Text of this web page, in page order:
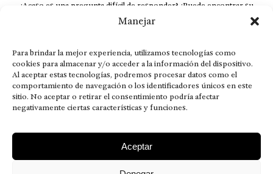
Manejar
Para brindar la mejor experiencia, utilizamos tecnologías como
cookies para almacenar y/o acceder a la información del dispositivo.
Al aceptar estas tecnologías, podremos procesar datos como el
comportamiento de navegación o los identificadores únicos en este
sitio. No aceptar o retirar el consentimiento podría afectar
negativamente ciertas características y funciones.
Aceptar
¿Acaso es una pregunta difícil de responder? ¿Puede encontrar su
respuesta al instante, otorgando al receptor cuestionado espacio y
velocidad suficiente para responder correctamente? De no ser así, el que
El concepto de familia no está limitado exclusivamente a la sangre; seres
que surgen en nuestro diario vivir suelen pesar más que los
emparentados. Más bien, el apego de estas dos versiones de seres
queridos mueve ideales provenientes de sus vivencias.
This is for nuestra gente.” – HRSuriel